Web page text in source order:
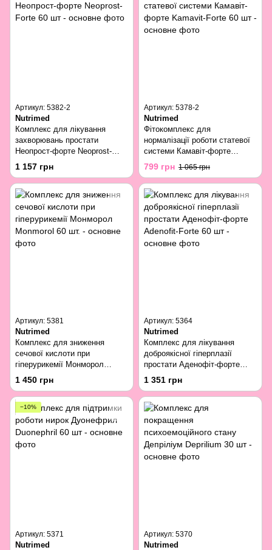
Артикул: 5382-2
Nutrimed
Комплекс для лікування
захворювань простати
Неопрост-форте Neoprost-
Forte 60 шт
1 157 грн
Артикул: 5378-2
Nutrimed
Фітокомплекс для
нормалізації роботи статевої
системи Камавіт-форте
Kamavit-Forte 60 шт
799 грн 1 065 грн
Артикул: 5381
Nutrimed
Комплекс для зниження
сечової кислоти при
гіперурикемії Монморол
Monmorol 60 шт.
1 450 грн
Артикул: 5364
Nutrimed
Комплекс для лікування
доброякісної гіперплазії
простати Аденофіт-форте
Adenofit-Forte 60 шт
1 351 грн
−10%
Артикул: 5371
Nutrimed
Артикул: 5370
Nutrimed